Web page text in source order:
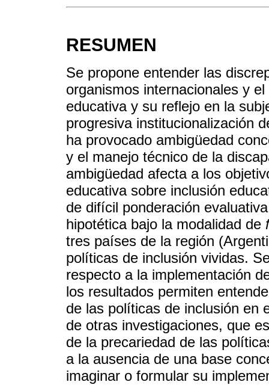
RESUMEN
Se propone entender las
organismos internacionales y
educativa y su reflejo en la
progresiva institucionalización
ha provocado ambigüedad
y el manejo técnico de la
ambigüedad afecta a los
educativa sobre inclusión
de difícil ponderación
hipotética bajo la modalidad de
tres países de la región
políticas de inclusión vividas.
respecto a la implementación
los resultados permiten
de las políticas de inclusión en
de otras investigaciones, que
de la precariedad de las
a la ausencia de una base
imaginar o formular su